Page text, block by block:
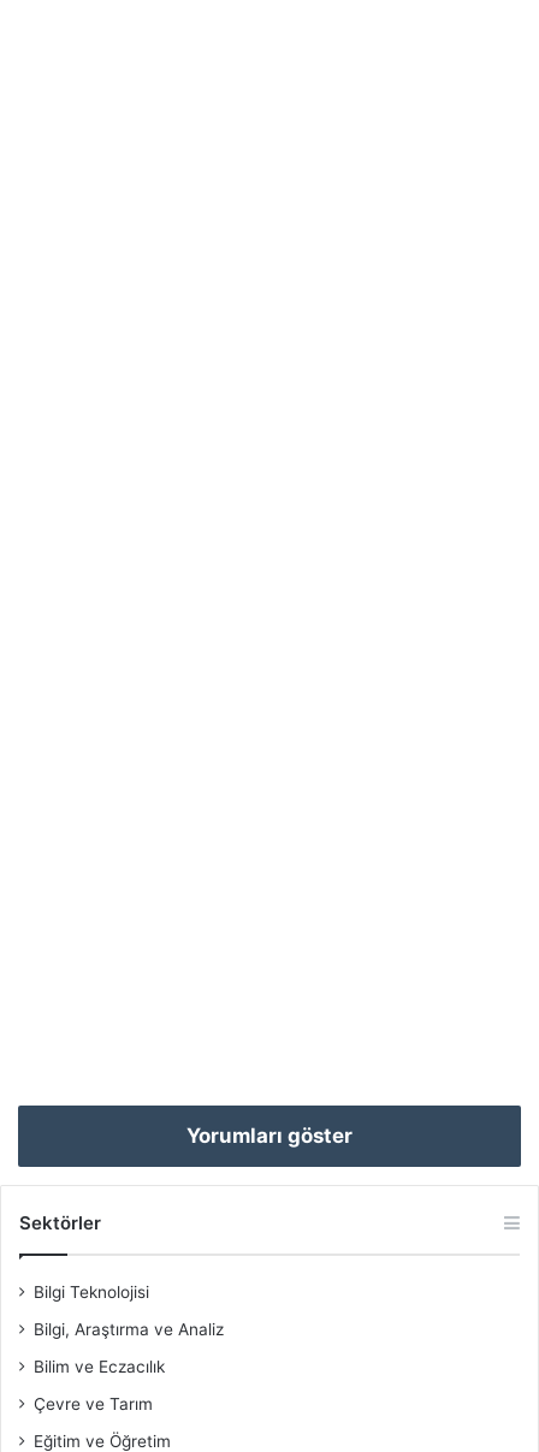
Yorumları göster
Sektörler
Bilgi Teknolojisi
Bilgi, Araştırma ve Analiz
Bilim ve Eczacılık
Çevre ve Tarım
Eğitim ve Öğretim